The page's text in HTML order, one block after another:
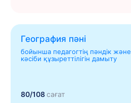
География пәні
бойынша педагогтің пәндік және
кәсіби құзыреттілігін дамыту
80/108сағат